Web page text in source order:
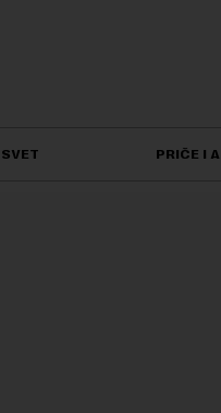
SVET PRIČE I